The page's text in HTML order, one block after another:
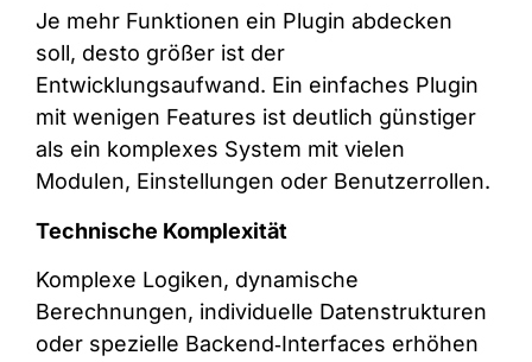
Je mehr Funktionen ein Plugin abdecken
soll, desto größer ist der
Entwicklungsaufwand. Ein einfaches Plugin
mit wenigen Features ist deutlich günstiger
als ein komplexes System mit vielen
Modulen, Einstellungen oder Benutzerrollen.
Technische Komplexität
Komplexe Logiken, dynamische
Berechnungen, individuelle Datenstrukturen
oder spezielle Backend‑Interfaces erhöhen